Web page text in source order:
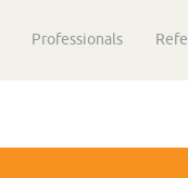
Professionals